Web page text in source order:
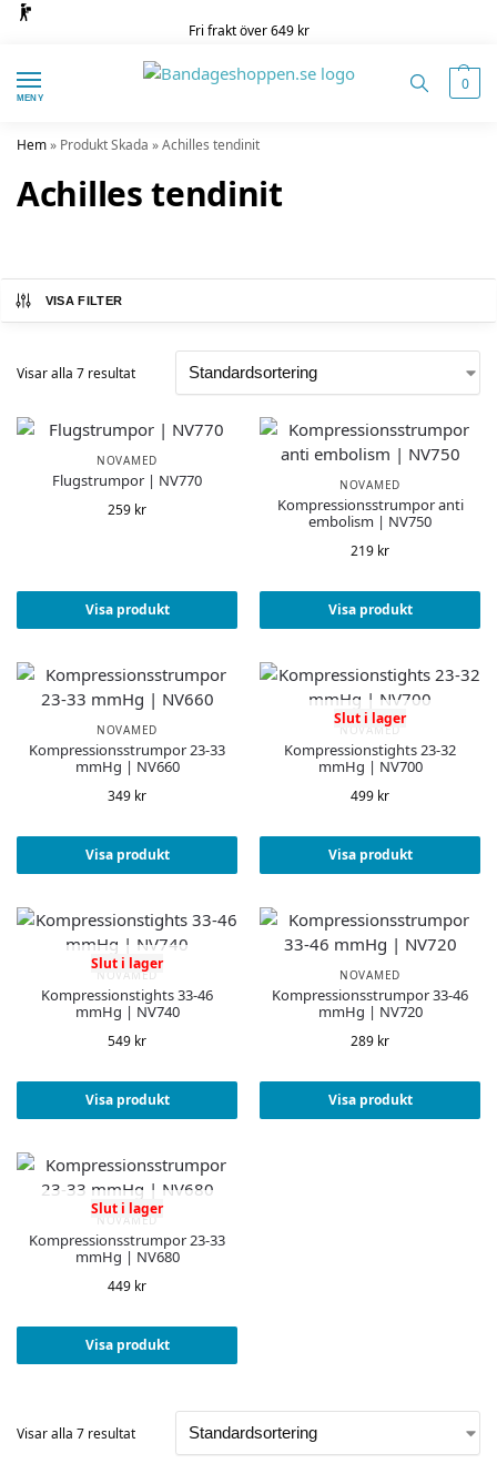
Fri frakt över 649 kr
MENY
0
Hem» Produkt Skada »Achilles tendinit
Achilles tendinit
VISA FILTER
Visar alla 7 resultat
NOVAMED
Flugstrumpor | NV770
259 kr
Visa produkt
NOVAMED
Kompressionsstrumpor anti
embolism | NV750
219 kr
Visa produkt
NOVAMED
Kompressionsstrumpor 23-33
mmHg | NV660
349 kr
Visa produkt
Slut i lager
NOVAMED
Kompressionstights 23-32
mmHg | NV700
499 kr
Visa produkt
Slut i lager
NOVAMED
Kompressionstights 33-46
mmHg | NV740
549 kr
Visa produkt
NOVAMED
Kompressionsstrumpor 33-46
mmHg | NV720
289 kr
Visa produkt
Slut i lager
NOVAMED
Kompressionsstrumpor 23-33
mmHg | NV680
449 kr
Visa produkt
Visar alla 7 resultat